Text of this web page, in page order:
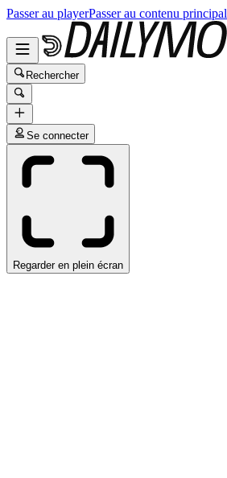
Passer au playerPasser au contenu principal
Rechercher
Se connecter
Regarder en plein écran